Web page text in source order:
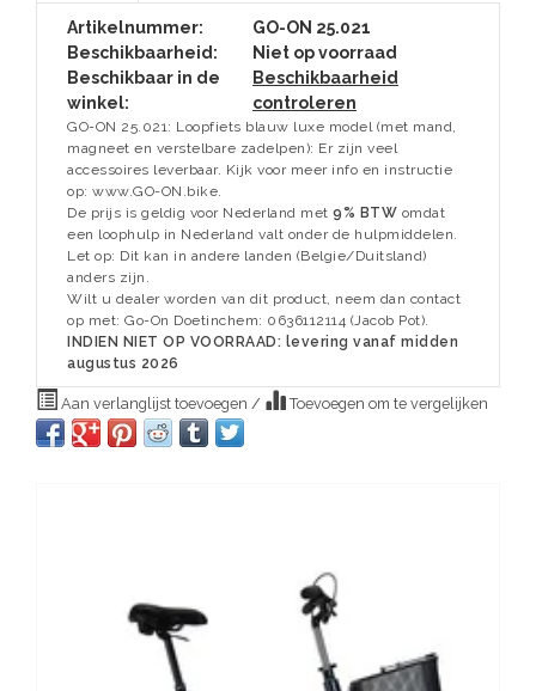
Artikelnummer:
GO-ON 25.021
Beschikbaarheid:
Niet op voorraad
Beschikbaar in de
winkel:
Beschikbaarheid
controleren
GO-ON 25.021: Loopfiets blauw luxe model (met mand,
magneet en verstelbare zadelpen): Er zijn veel
accessoires leverbaar. Kijk voor meer info en instructie
op: www.GO-ON.bike.
De prijs is geldig voor Nederland met 9% BTW omdat
een loophulp in Nederland valt onder de hulpmiddelen.
Let op: Dit kan in andere landen (Belgie/Duitsland)
anders zijn.
Wilt u dealer worden van dit product, neem dan contact
op met: Go-On Doetinchem: 0636112114 (Jacob Pot).
INDIEN NIET OP VOORRAAD: levering vanaf midden
augustus 2026
Aan verlanglijst toevoegen / Toevoegen om te vergelijken